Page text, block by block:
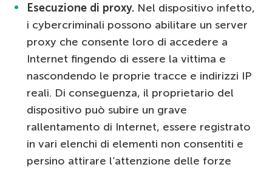
Esecuzione di proxy. Nel dispositivo infetto,
i cybercriminali possono abilitare un server
proxy che consente loro di accedere a
Internet fingendo di essere la vittima e
nascondendo le proprie tracce e indirizzi IP
reali. Di conseguenza, il proprietario del
dispositivo può subire un grave
rallentamento di Internet, essere registrato
in vari elenchi di elementi non consentiti e
persino attirare l’attenzione delle forze